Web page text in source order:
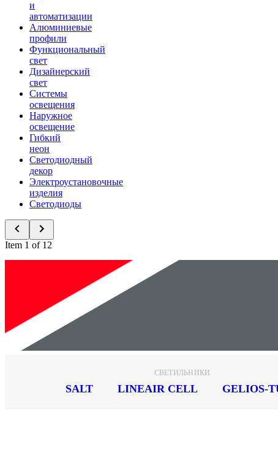
и
автоматизации
Алюминиевые
профили
Функциональный
свет
Дизайнерский
свет
Системы
освещения
Наружное
освещение
Гибкий
неон
Светодиодный
декор
Электроустановочные
изделия
Светодиоды
Item 1 of 12
СВЕТИЛЬНИКИ
SALT LINEAIR CELL GELIOS-